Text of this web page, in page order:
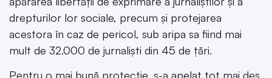
drepturilor lor sociale, precum și protejarea
acestora în caz de pericol, sub aripa sa fiind mai
mult de 32.000 de jurnaliști din 45 de țări.
Pentru o mai bună protecție, s-a apelat tot mai des